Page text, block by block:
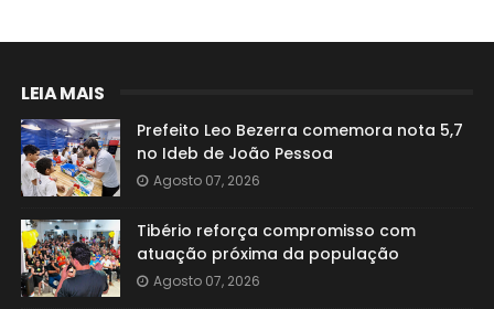
LEIA MAIS
Prefeito Leo Bezerra comemora nota 5,7
no Ideb de João Pessoa
Agosto 07, 2026
Tibério reforça compromisso com
atuação próxima da população
Agosto 07, 2026